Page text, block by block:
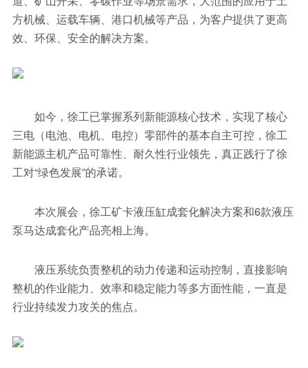
方机械、运载车辆、港口机械等产品，为客户提供了更高
效、环保、安全的解决方案。
如今，徐工已掌握系列新能源核心技术，实现了核心
三电（电池、电机、电控）零部件的基本自主可控，徐工
新能源主机产品可靠性、耐久性行业领先，真正践行了徐
工对“绿色发展”的承诺。
本次展会，徐工矿卡液压缸成套化解决方案和6款液压
泵马达成套化产品亮相上海。
液压系统负责整机的动力传递和运动控制，直接影响
整机的作业能力、效率和稳定能力等多方面性能，一直是
行业持续发力攻关的焦点。